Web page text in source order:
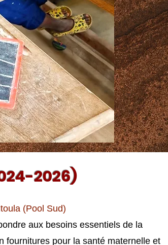
2026)
(Pool Sud)
aux besoins essentiels de la
fournitures pour la santé maternelle et